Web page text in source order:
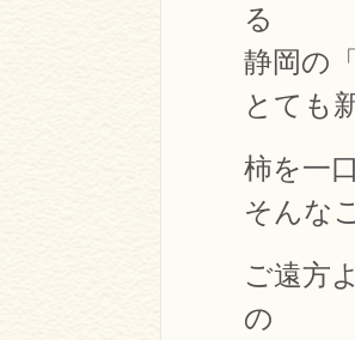
る
静岡の
とても
柿を一
そんな
ご遠方
の